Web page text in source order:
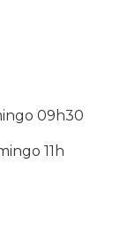
09h30
11h